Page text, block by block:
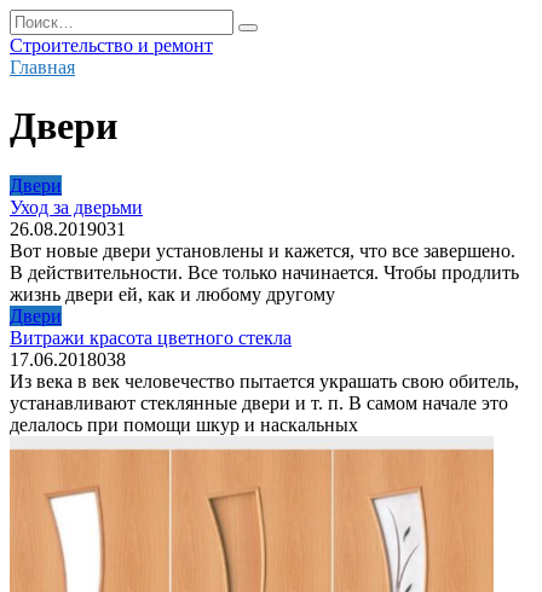
Перейти
к
содержанию
Search
for:
Строительство и ремонт
Главная
Двери
Двери
Уход за дверьми
26.08.2019031
Вот новые двери установлены и кажется, что все завершено.
В действительности. Все только начинается. Чтобы продлить
жизнь двери ей, как и любому другому
Двери
Витражи красота цветного стекла
17.06.2018038
Из века в век человечество пытается украшать свою обитель,
устанавливают стеклянные двери и т. п. В самом начале это
делалось при помощи шкур и наскальных